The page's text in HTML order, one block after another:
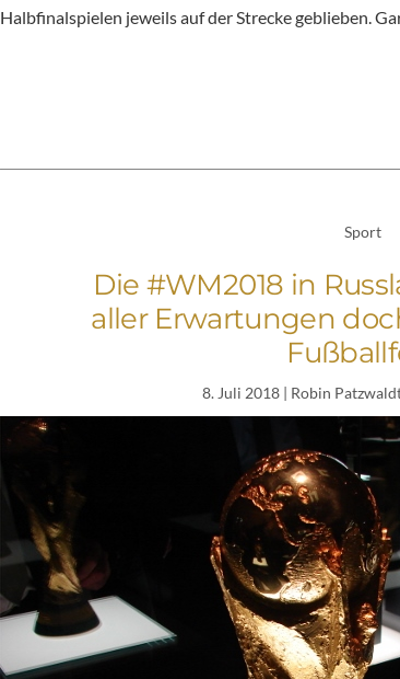
Halbfinalspielen jeweils auf der Strecke geblieben.
Sport
Die #WM2018 in
aller Erwartungen
8. Juli 2018| Robin